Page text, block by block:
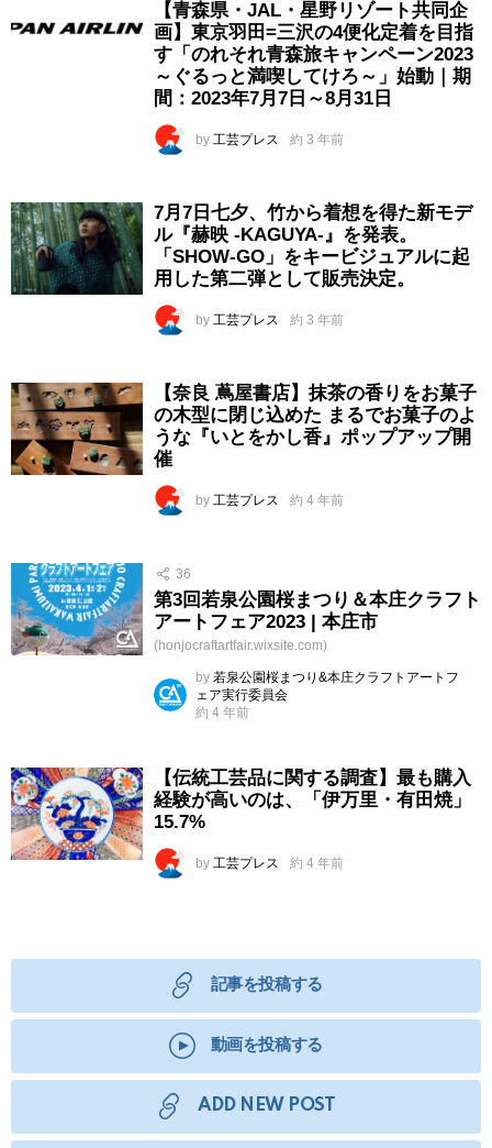
【青森県・JAL・星野リゾート共同企
画】東京羽田=三沢の4便化定着を目指
す「のれそれ青森旅キャンペーン2023
～ぐるっと満喫してけろ～」始動｜期
間：2023年7月7日～8月31日
by 工芸プレス 約 3 年前
7月7日七夕、竹から着想を得た新モデ
ル『赫映 -KAGUYA-』を発表。
「SHOW-GO」をキービジュアルに起
用した第二弾として販売決定。
by 工芸プレス 約 3 年前
【奈良 蔦屋書店】抹茶の香りをお菓子
の木型に閉じ込めた まるでお菓子のよ
うな『いとをかし香』ポップアップ開
催
by 工芸プレス 約 4 年前
36
第3回若泉公園桜まつり＆本庄クラフト
アートフェア2023 | 本庄市
(honjocraftartfair.wixsite.com)
by 若泉公園桜まつり&本庄クラフトアートフ
ェア実行委員会
約 4 年前
【伝統工芸品に関する調査】最も購入
経験が高いのは、「伊万里・有田焼」
15.7%
by 工芸プレス 約 4 年前
記事を投稿する
動画を投稿する
ADD NEW POST